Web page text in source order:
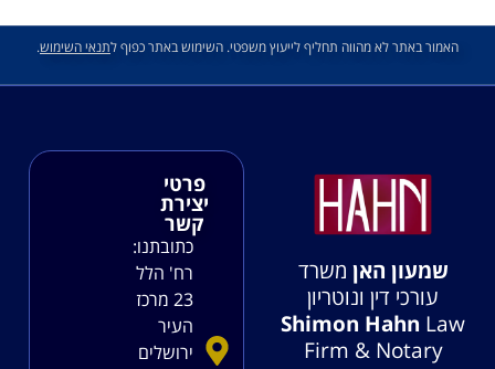
האמור באתר לא מהווה תחליף לייעוץ משפטי. השימוש באתר כפוף לתנאי השימוש.
שמעון האן משרד
עורכי דין ונוטריון
Shimon Hahn Law
Firm & Notary
פרטי
יצירת
קשר
כתובתנו:
רח' הלל
23 מרכז
העיר
ירושלים